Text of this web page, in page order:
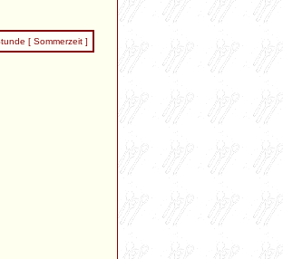
[ Sommerzeit ]